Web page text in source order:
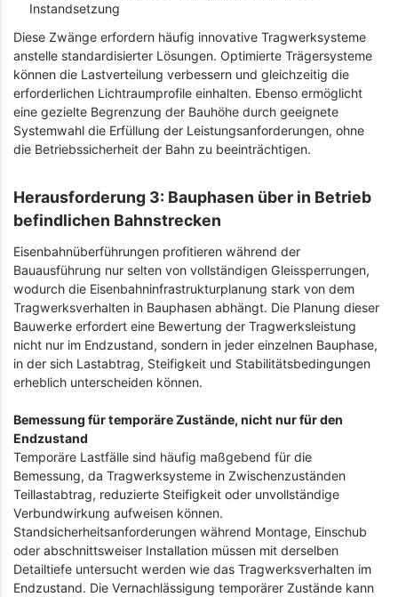
Instandsetzung
Diese Zwänge erfordern häufig innovative Tragwerksysteme
anstelle standardisierter Lösungen. Optimierte Trägersysteme
können die Lastverteilung verbessern und gleichzeitig die
erforderlichen Lichtraumprofile einhalten. Ebenso ermöglicht
eine gezielte Begrenzung der Bauhöhe durch geeignete
Systemwahl die Erfüllung der Leistungsanforderungen, ohne
die Betriebssicherheit der Bahn zu beeinträchtigen.
Herausforderung 3: Bauphasen über in Betrieb
befindlichen Bahnstrecken
Eisenbahnüberführungen profitieren während der
Bauausführung nur selten von vollständigen Gleissperrungen,
wodurch die Eisenbahninfrastrukturplanung stark von dem
Tragwerksverhalten in Bauphasen abhängt. Die Planung dieser
Bauwerke erfordert eine Bewertung der Tragwerksleistung
nicht nur im Endzustand, sondern in jeder einzelnen Bauphase,
in der sich Lastabtrag, Steifigkeit und Stabilitätsbedingungen
erheblich unterscheiden können.
Bemessung für temporäre Zustände, nicht nur für den
Endzustand
Temporäre Lastfälle sind häufig maßgebend für die
Bemessung, da Tragwerksysteme in Zwischenzuständen
Teillastabtrag, reduzierte Steifigkeit oder unvollständige
Verbundwirkung aufweisen können.
Standsicherheitsanforderungen während Montage, Einschub
oder abschnittsweiser Installation müssen mit derselben
Detailtiefe untersucht werden wie das Tragwerksverhalten im
Endzustand. Die Vernachlässigung temporärer Zustände kann